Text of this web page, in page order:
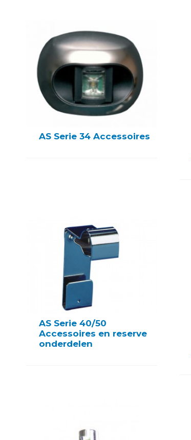
AS Serie 34 Accessoires
AS Serie 40/50
Accessoires en reserve
onderdelen